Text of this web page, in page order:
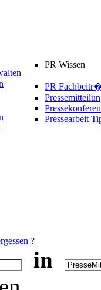
PR Wissen
PR
Pressearbeit
?
in